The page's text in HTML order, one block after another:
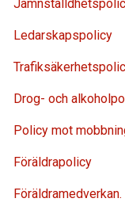
Ledarskapspolicy
Drog- och
Policy mot
Föräldrapolicy
Föräldramedverkan.